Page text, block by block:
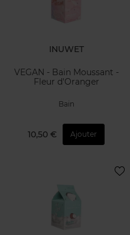
INUWET
VEGAN - Bain Moussant -
Fleur d'Oranger
Bain
10,50 € Ajouter